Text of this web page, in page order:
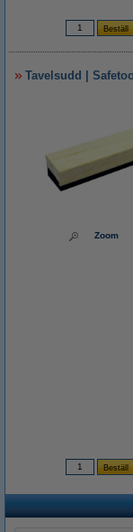
Tavelsudd |
Zoom